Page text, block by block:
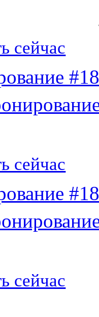
сейчас
сейчас
сейчас